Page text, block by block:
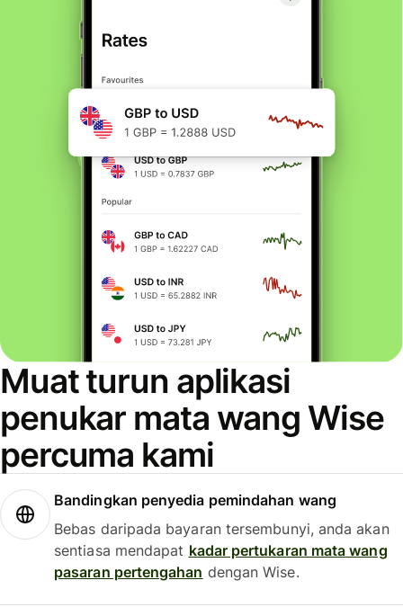
Muat turun aplikasi
penukar mata wang Wise
percuma kami
Bandingkan penyedia pemindahan wang
Bebas daripada bayaran tersembunyi, anda akan
sentiasa mendapat kadar pertukaran mata wang
pasaran pertengahan dengan Wise.